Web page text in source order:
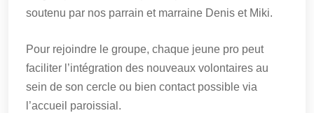
soutenu par nos parrain et marraine Denis et Miki.
Pour rejoindre le groupe, chaque jeune pro peut
faciliter l’intégration des nouveaux volontaires au
sein de son cercle ou bien contact possible via
l’accueil paroissial.